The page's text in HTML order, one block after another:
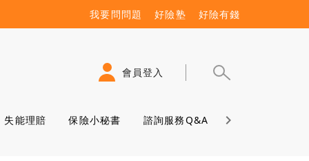
我要問問題 好險塾 好險有錢
會員登入
失能理賠 保險小秘書 諮詢服務Q&A 保險學堂